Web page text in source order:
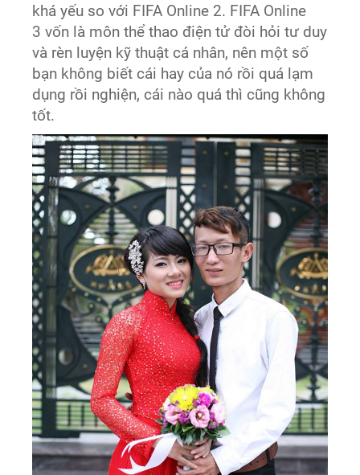
khá yếu so với FIFA Online 2. FIFA Online
3 vốn là môn thể thao điện tử đòi hỏi tư duy
và rèn luyện kỹ thuật cá nhân, nên một số
bạn không biết cái hay của nó rồi quá lạm
dụng rồi nghiện, cái nào quá thì cũng không
tốt.